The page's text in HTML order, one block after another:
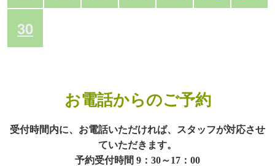
30
お電話からのご予約
受付時間内に、お電話いただければ、スタッフが対応させ
ていただきます。
予約受付時間 9：30～17：00